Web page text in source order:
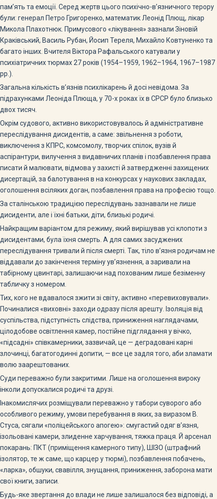
пам’ять та емоції. Серед жертв цього психічно-в’язничного терору
були: генерал Петро Григоренко, математик Леонід Плющ, лікар
Микола Плахотнюк. Примусового «лікування» зазнали Зіновій
Краківський, Василь Рубан, Йосип Тереля, Михайло Ковтуненко та
багато інших. Вчителя Віктора Рафальського катували у
психіатричних тюрмах 27 років (1954–1959, 1962–1964, 1967–1987
рр.).
Загальна кількість в’язнів психлікарень й досі невідома. За
підрахунками Леоніда Плюща, у 70-х роках їх в СРСР було близько
двох тисяч.
Окрім судового, активно використовувалось й адміністративне
переслідування дисидентів, а саме: звільнення з роботи,
виключення з КПРС, комсомолу, творчих спілок, вузів й
аспірантури, вилучення з видавничих планів і позбавлення права
писати й малювати, відмова у захисті й затвердженні захищених
дисертацій, за балотування в на конкурсах у наукових закладах,
оголошення всіляких доган, позбавлення права на професію тощо.
За сталінською традицією переслідувань зазнавали не лише
дисиденти, але і їхні батьки, діти, близькі родичі.
Найкращим варіантом для режиму, який вирішував усі клопоти з
дисидентами, була їхня смерть. А для самих засуджених
переслідування тривали й після смерті. Так, тіло в’язня родичам не
віддавали до закінчення терміну ув’язнення, а заривали на
табірному цвинтарі, залишаючи над похованим лише безіменну
табличку з номером.
Тих, кого не вдавалося зжити зі світу, активно «перевиховували».
Починалися «виховні» заходи одразу після арешту. Ізоляція від
суспільства, підступність слідства, приниження наглядачами,
цілодобове освітлення камер, постійне підглядання у вічко,
«підсадні» співкамерники, зазвичай, це — деградовані карні
злочинці, багатогодинні допити, — все це задля того, аби зламати
волю заарештованих.
Суди переважно були закритими. Лише на оголошення вироку
інколи допускалися родичі та друзі.
Інакомислячих розміщували переважно у табори суворого або
особливого режиму, умови перебування в яких, за виразом В.
Стуса, сягали «поліцейського апогею»: смугастий одяг в’язня,
ізольовані камери, злиденне харчування, тяжка праця. Й арсенал
покарань: ПКТ (приміщення камерного типу), ШІЗО (штрафний
ізолятор, те ж саме, що карцер у тюрмі), позбавлення побачень,
«ларка», обшуки, свавілля, знущання, приниження, заборона мати
свої книги, записи.
Будь-яке звертання до влади не лише залишалося без відповіді, а